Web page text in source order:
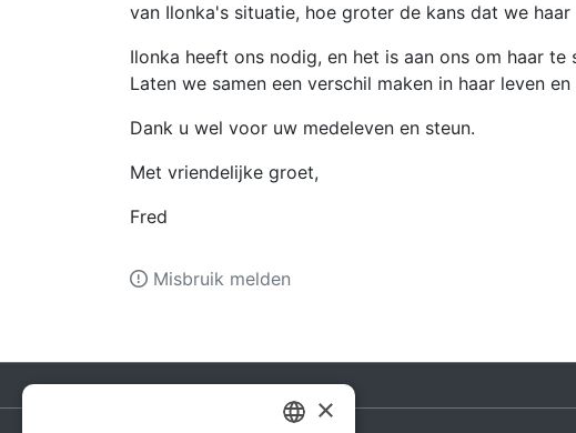
van Ilonka's situatie, hoe groter de kans dat we
Ilonka heeft ons nodig, en het is aan ons om haar
Laten we samen een verschil maken in haar leven
Dank u wel voor uw medeleven en steun.
Met vriendelijke groet,
Fred
Misbruik melden
×